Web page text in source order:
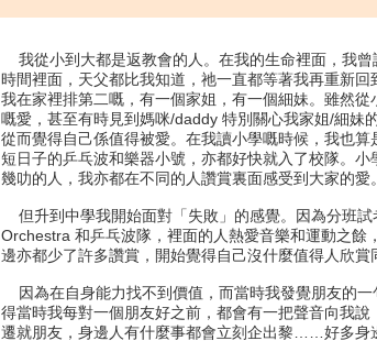
我從小到大都是返教會的人。在我的生命裡面，我
時間裡面，天父都比我知道，祂一直都等著我再重新回
我在家裡排第二嘅，有一個家姐，有一個細妹。雖然
嘅愛，甚至有時見到媽咪/daddy 特別關心我家姐/細妹
從而覺得自己係值得被愛。在我讀小學嘅時候，我也
短日子的乒乓波和樂器小號，亦都好快就入了校隊。
幾叻的人，我亦都在不同的人讚賞裏面感受到大家的愛。
但升到中學我開始面對「失敗」的感覺。因為分班
Orchestra 和乒乓波隊，裡面的人熱愛音樂和運動之
邊亦都少了許多讚賞，開始覺得自己沒什麼值得人欣賞
因為在自身能力找不到價值，而當時我發覺朋友的
得當時我每對一個朋友好之前，都會有一把聲音向我
遷就朋友，身邊人有什麼事都會立刻企出黎……好多身